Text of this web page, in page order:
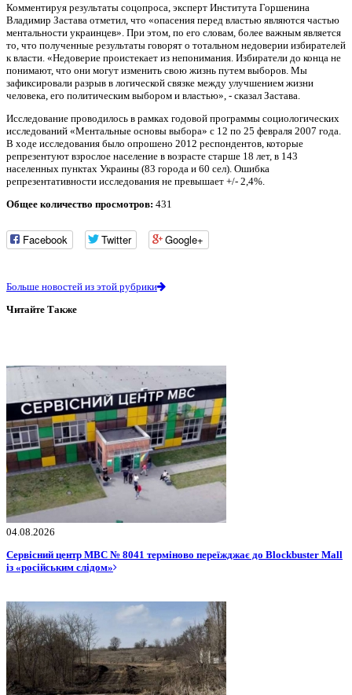
Комментируя результаты соцопроса, эксперт Института Горшенина
Владимир Застава отметил, что «опасения перед властью являются частью
ментальности украинцев». При этом, по его словам, более важным является
то, что полученные результаты говорят о тотальном недоверии избирателей
к власти. «Недоверие проистекает из непонимания. Избиратели до конца не
понимают, что они могут изменить свою жизнь путем выборов. Мы
зафиксировали разрыв в логической связке между улучшением жизни
человека, его политическим выбором и властью», - сказал Застава.
Исследование проводилось в рамках годовой программы социологических
исследований «Ментальные основы выбора» с 12 по 25 февраля 2007 года.
В ходе исследования было опрошено 2012 респондентов, которые
репрезентуют взрослое население в возрасте старше 18 лет, в 143
населенных пунктах Украины (83 города и 60 сел). Ошибка
репрезентативности исследования не превышает +/- 2,4%.
Общее количество просмотров: 431
Facebook Twitter Google+
Больше новостей из этой рубрики
Читайте Также
04.08.2026
Сервісний центр МВС № 8041 терміново переїжджає до Blockbuster Mall
із «російським слідом»